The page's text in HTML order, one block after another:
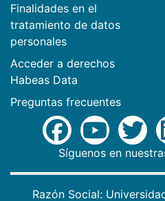
Finalidades en el
tratamiento de datos
personales
Acceder a derechos
Habeas Data
Preguntas frecuentes
Síguenos en
Razón Social: